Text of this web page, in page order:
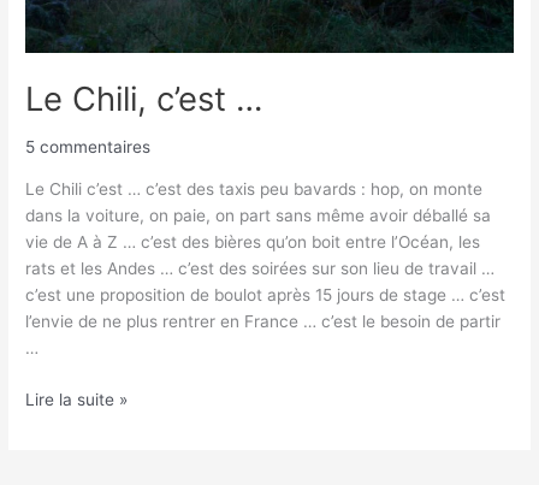
Le Chili, c’est …
5 commentaires
Le Chili c’est … c’est des taxis peu bavards : hop, on monte
dans la voiture, on paie, on part sans même avoir déballé sa
vie de A à Z … c’est des bières qu’on boit entre l’Océan, les
rats et les Andes … c’est des soirées sur son lieu de travail …
c’est une proposition de boulot après 15 jours de stage … c’est
l’envie de ne plus rentrer en France … c’est le besoin de partir
…
Lire la suite »